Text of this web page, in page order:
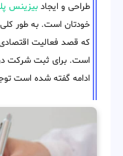
طراحی و ایجاد بیزینس
خودتان است. به طور
که قصد فعالیت اقتصادی
است. برای ثبت شرکت در
ادامه گفته شده است